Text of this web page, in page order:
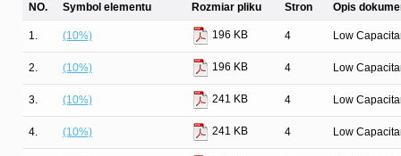
NO. Symbol elementu Rozmiar pliku Stron Opis
1. (10%) 196 KB 4 Low
2. (10%) 196 KB 4 Low
3. (10%) 241 KB 4 Low
4. (10%) 241 KB 4 Low